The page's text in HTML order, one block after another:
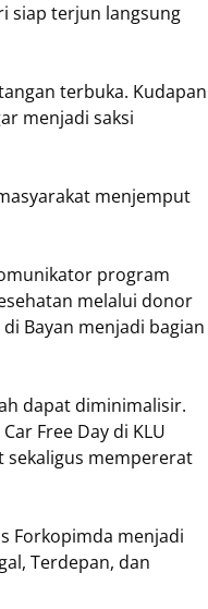
siap terjun langsung
terbuka. Kudapan
menjadi saksi
menjemput
program
melalui donor
Bayan menjadi bagian
dapat diminimalisir.
Free Day di KLU
mempererat
Forkopimda menjadi
Terdepan, dan